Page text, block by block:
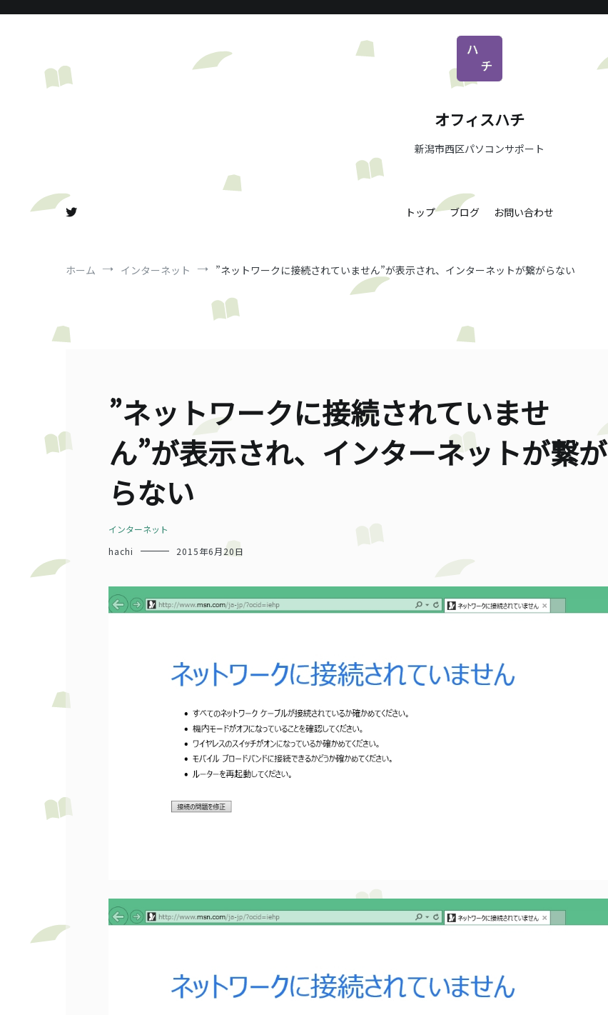
オフィスハチ
新潟市西区パソコンサポート
トップ ブログ お問い合わせ
ホーム インターネット ”ネットワークに接続されていません”が表示され、インターネットが繋がらない
”ネットワークに接続されていませ
ん”が表示され、インターネットが繋が
らない
インターネット
hachi
2015年6月20日